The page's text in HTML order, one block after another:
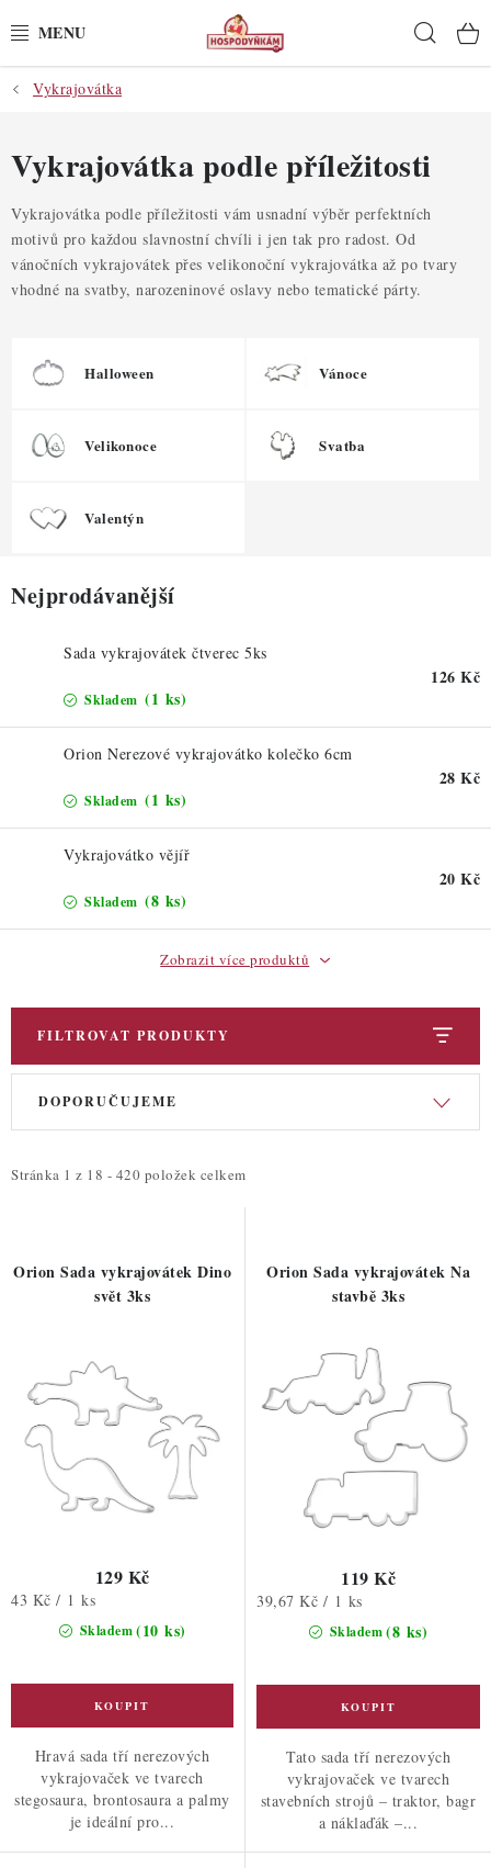
na
POTŘEBY
POMŮCKY
SUROVINY
DEKORACE
DO KUCHYNĚ
POCHUTINY
TÉMATICKÉ PRODUKTY
PROFI BALENÍ
NOVÉ ZBOŽÍ
Podmínky ochrany osobních údajů
Vykrajovátka
Vykrajovátka podle příležitosti
Vykrajovátka podle příležitosti vám usnadní výběr perfektních
motivů pro každou slavnostní chvíli i jen tak pro radost. Od
vánočních vykrajovátek přes velikonoční vykrajovátka až po tvary
vhodné na svatby, narozeninové oslavy nebo tematické párty.
Halloween Vánoce
Velikonoce Svatba
Valentýn
Nejprodávanější
Sada vykrajovátek čtverec 5ks
Skladem (1 ks)
126 Kč
Orion Nerezové vykrajovátko kolečko 6cm
Skladem (1 ks)
28 Kč
Vykrajovátko vějíř
Skladem (8 ks)
20 Kč
Zobrazit více produktů
FILTROVAT PRODUKTY
V
i
r
Stránka 1 z 18 - 420 položek celkem
Ř
e
p
DOPORUČUJEME
Orion Sada vykrajovátek Dino
svět 3ks
Skladem(10 ks)
129 Kč
Měrná
43 Kč / 1 ks
Hravá sada tří nerezových
vykrajovaček ve tvarech
stegosaura, brontosaura a palmy
je ideální pro...
Orion Sada vykrajovátek Na
stavbě 3ks
Skladem(8 ks)
119 Kč
Měrná
39,67 Kč / 1 ks
Tato sada tří nerezových
vykrajovaček ve tvarech
stavebních strojů – traktor, bagr
a náklaďák –...